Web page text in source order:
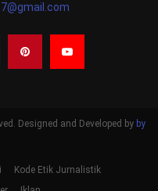
Designed and Developed by by
Kode Etik Jurnalistik